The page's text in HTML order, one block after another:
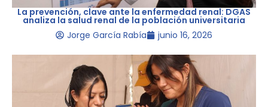
La prevención, clave ante la enfermedad renal: DGAS
analiza la salud renal de la población universitaria
Jorge García Rabía
junio 16, 2026